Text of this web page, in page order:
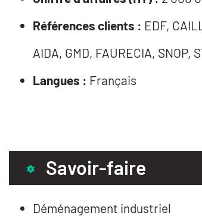
Références clients : EDF,
AIDA, GMD, FAURECIA, SNOP,
Langues : Français
Savoir-faire
Déménagement industriel